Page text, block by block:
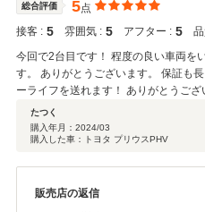
総合評価 5点
接客 : 5 雰囲気 : 5 アフター : 5
今回で2台目です！ 程度の良い車両を
す。 ありがとうございます。 保証も
ーライフを送れます！ ありがとうござ
たつく
購入年月： 2024/03
購入した車：トヨタ プリウスPHV
販売店の返信